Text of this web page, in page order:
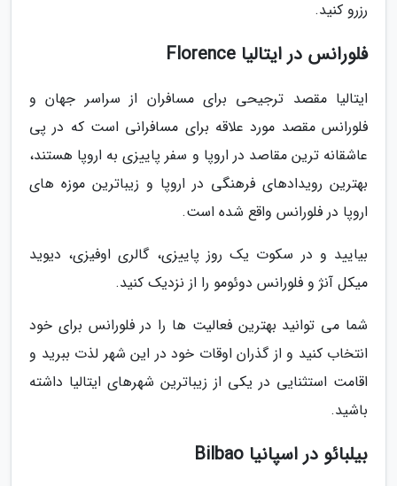
رزرو کنید.
فلورانس در ایتالیا Florence
ایتالیا مقصد ترجیحی برای مسافران از سراسر جهان و
فلورانس مقصد مورد علاقه برای مسافرانی است که در پی
عاشقانه ترین مقاصد در اروپا و سفر پاییزی به اروپا هستند،
بهترین رویدادهای فرهنگی در اروپا و زیباترین موزه های
اروپا در فلورانس واقع شده است.
بیایید و در سکوت یک روز پاییزی، گالری اوفیزی، دیوید
میکل آنژ و فلورانس دوئومو را از نزدیک کنید.
شما می توانید بهترین فعالیت ها را در فلورانس برای خود
انتخاب کنید و از گذران اوقات خود در این شهر لذت ببرید و
اقامت استثنایی در یکی از زیباترین شهرهای ایتالیا داشته
باشید.
بیلبائو در اسپانیا Bilbao